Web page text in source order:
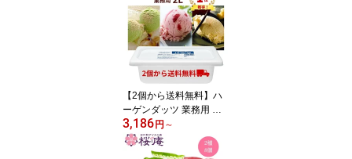
イーツ 記念品 イベント
景品
【2個から送料無料】ハ
ーゲンダッツ 業務用 ア
イスクリーム 2L バルク
バニラアイス バニラ グ
リーンティ ストロベリー
3,186円 ～